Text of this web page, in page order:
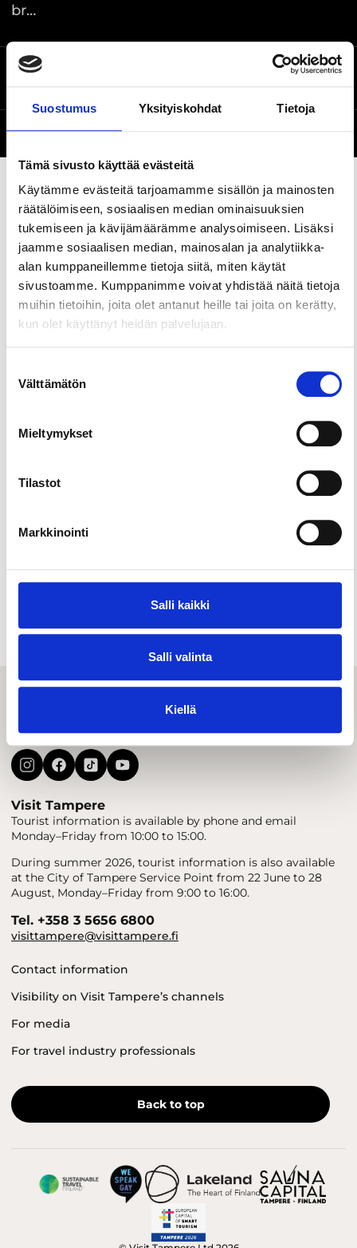
Suostumus Yksityiskohdat Tietoja
Tämä sivusto käyttää evästeitä
Käytämme evästeitä tarjoamamme sisällön ja mainosten
räätälöimiseen, sosiaalisen median ominaisuuksien
tukemiseen ja kävijämäärämme analysoimiseen. Lisäksi
jaamme sosiaalisen median, mainosalan ja analytiikka-
alan kumppaneillemme tietoja siitä, miten käytät
sivustoamme. Kumppanimme voivat yhdistää näitä tietoja
muihin tietoihin, joita olet antanut heille tai joita on kerätty,
kun olet käyttänyt heidän palvelujaan.
valinta
Välttämätön
Mieltymykset
Tilastot
Markkinointi
Salli kaikki
Salli valinta
Kiellä
br…
Ratapihankatu 43,
Tampere
Share this page
Restaurant Paja Bar pays tribute to the rock’n’roll
culture of Tampere. Paja Bar has a cosy and non-
formal atmosphere and the interior design has
local beers uniquely produced for hotel Torni from
craft brewery of Pyynikki, Tampere. Come and
Bars & nightlife
Visit Tampere
Tourist information is available by phone and email
Monday–Friday from 10:00 to 15:00.
During summer 2026, tourist information is also available
at the City of Tampere Service Point from 22 June to 28
August, Monday–Friday from 9:00 to 16:00.
Tel. +358 3 5656 6800
visittampere@visittampere.fi
Contact information
Visibility on Visit Tampere’s channels
For media
For travel industry professionals
Back to top